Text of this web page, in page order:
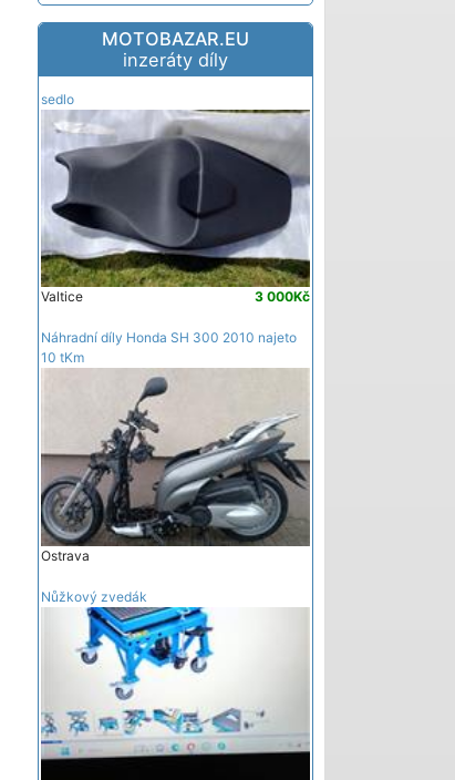
MOTOBAZAR.EU
inzeráty díly
sedlo
3 000Kč
Valtice
Náhradní díly Honda SH 300 2010 najeto
10 tKm
Ostrava
Nůžkový zvedák